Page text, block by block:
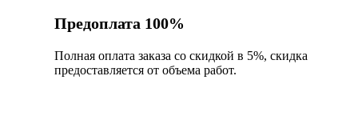
Предоплата 100%
Полная оплата заказа со скидкой в 5%, скидка
предоставляется от объема работ.